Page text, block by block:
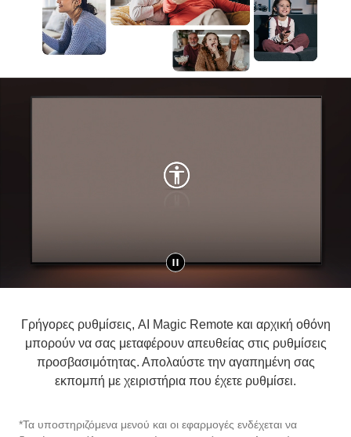
προσβασιμότητας. Απολαύστε την αγαπημένη σας
εκπομπή με χειριστήρια που έχετε ρυθμίσει.
**Οι προτάσεις λέξεων-κλειδιών διαφέρουν ανάλογα με την